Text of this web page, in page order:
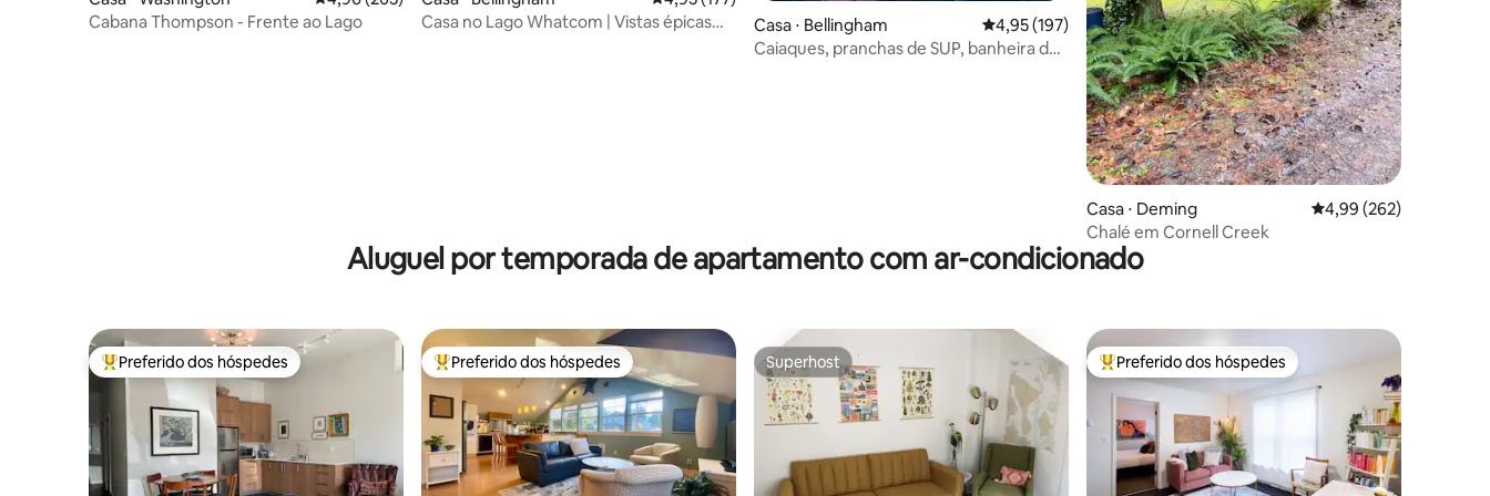
Cabana Thompson - Frente ao Lago
Casa no Lago Whatcom | Vistas épicas
Casa ⋅ Bellingham 4,95 de uma avaliação média de 5, 197 avaliações
4,95 (197)
Caiaques, pranchas de SUP, banheira de
Casa ⋅ Deming 4,99 de uma avaliação
4,99 (262)
Chalé em Cornell Creek
Aluguel por temporada de apartamento com ar-condicionado
Entre os melhores preferidos dos hóspedes
Preferido dos hóspedes Entre os melhores preferidos dos hóspedes
Preferido dos hóspedes Superhost
Superhost Entre os melhores preferidos dos hóspedes
Preferido dos hóspedes